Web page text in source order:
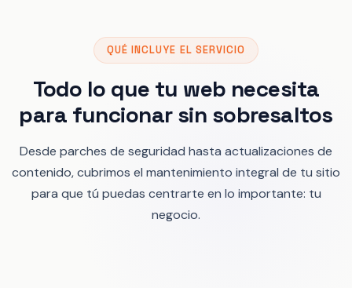
QUÉ INCLUYE EL SERVICIO
Todo lo que tu web necesita
para funcionar sin sobresaltos
Desde parches de seguridad hasta actualizaciones de
contenido, cubrimos el mantenimiento integral de tu sitio
para que tú puedas centrarte en lo importante: tu
negocio.